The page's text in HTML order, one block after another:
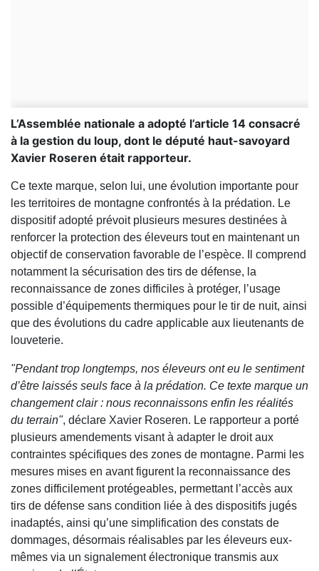
L’Assemblée nationale a adopté l’article 14 consacré
à la gestion du loup, dont le député haut-savoyard
Xavier Roseren était rapporteur.
Ce texte marque, selon lui, une évolution importante pour
les territoires de montagne confrontés à la prédation. Le
dispositif adopté prévoit plusieurs mesures destinées à
renforcer la protection des éleveurs tout en maintenant un
objectif de conservation favorable de l’espèce. Il comprend
notamment la sécurisation des tirs de défense, la
reconnaissance de zones difficiles à protéger, l’usage
possible d’équipements thermiques pour le tir de nuit, ainsi
que des évolutions du cadre applicable aux lieutenants de
louveterie.
"Pendant trop longtemps, nos éleveurs ont eu le sentiment
d’être laissés seuls face à la prédation. Ce texte marque un
changement clair : nous reconnaissons enfin les réalités
du terrain", déclare Xavier Roseren. Le rapporteur a porté
plusieurs amendements visant à adapter le droit aux
contraintes spécifiques des zones de montagne. Parmi les
mesures mises en avant figurent la reconnaissance des
zones difficilement protégeables, permettant l’accès aux
tirs de défense sans condition liée à des dispositifs jugés
inadaptés, ainsi qu’une simplification des constats de
dommages, désormais réalisables par les éleveurs eux-
mêmes via un signalement électronique transmis aux